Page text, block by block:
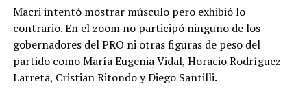
Macri intentó mostrar músculo pero exhibió lo
contrario. En el zoom no participó ninguno de los
gobernadores del PRO ni otras figuras de peso del
partido como María Eugenia Vidal, Horacio Rodríguez
Larreta, Cristian Ritondo y Diego Santilli.